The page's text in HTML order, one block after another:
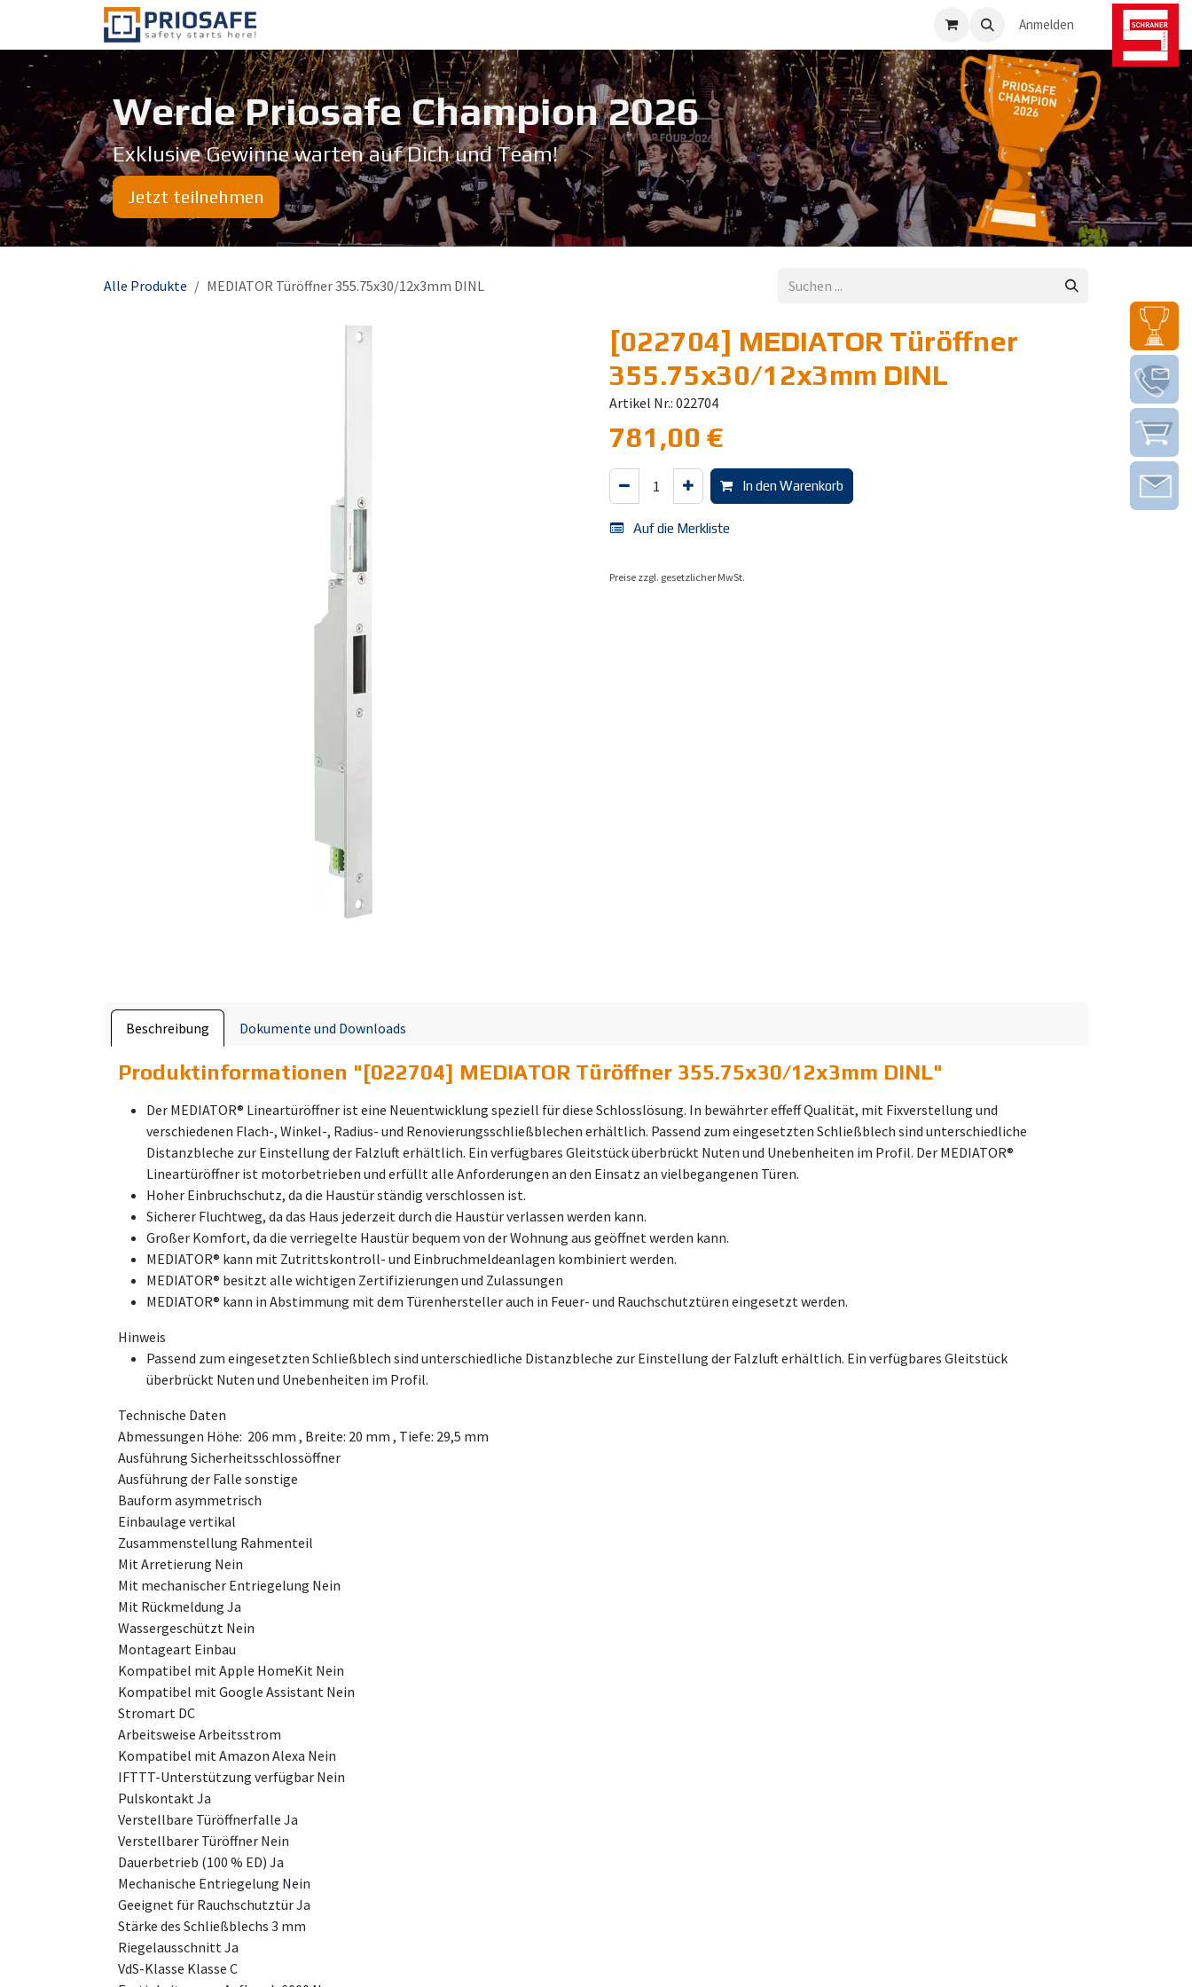
Zum Inhalt springen
Anmelden
Jetzt teilnehmen
Werde Priosafe Champion 20​26
Exklusive Gewinne warten auf Dich und Team!
Alle Produkte MEDIATOR Türöffner 355.75x30/12x3mm DINL
[022704] MEDIATOR Türöffner
355.75x30/12x3mm DINL
Artikel Nr.: 022704
781,00 €
In den Warenkorb
Auf die Merkliste
Preise zzgl. gesetzlicher MwSt.
Beschreibung Dokumente und Downloads
Produktinformationen "[022704] MEDIATOR Türöffner 355.75x30/12x3mm DINL"
Der MEDIATOR® Lineartüröffner ist eine Neuentwicklung speziell für diese Schlosslösung. In bewährter effeff Qualität, mit Fixverstellung und
verschiedenen Flach-, Winkel-, Radius- und Renovierungsschließblechen erhältlich. Passend zum eingesetzten Schließblech sind unterschiedliche
Distanzbleche zur Einstellung der Falzluft erhältlich. Ein verfügbares Gleitstück überbrückt Nuten und Unebenheiten im Profil. Der MEDIATOR®
Lineartüröffner ist motorbetrieben und erfüllt alle Anforderungen an den Einsatz an vielbegangenen Türen.
Hoher Einbruchschutz, da die Haustür ständig verschlossen ist.
Sicherer Fluchtweg, da das Haus jederzeit durch die Haustür verlassen werden kann.
Großer Komfort, da die verriegelte Haustür bequem von der Wohnung aus geöffnet werden kann.
MEDIATOR® kann mit Zutrittskontroll- und Einbruchmeldeanlagen kombiniert werden.
MEDIATOR® besitzt alle wichtigen Zertifizierungen und Zulassungen
MEDIATOR® kann in Abstimmung mit dem Türenhersteller auch in Feuer- und Rauchschutztüren eingesetzt werden.
Hinweis
Passend zum eingesetzten Schließblech sind unterschiedliche Distanzbleche zur Einstellung der Falzluft erhältlich. Ein verfügbares Gleitstück
überbrückt Nuten und Unebenheiten im Profil.
Technische Daten
Abmessungen Höhe: 206 mm , Breite: 20 mm , Tiefe: 29,5 mm
Ausführung Sicherheitsschlossöffner
Ausführung der Falle sonstige
Bauform asymmetrisch
Einbaulage vertikal
Zusammenstellung Rahmenteil
Mit Arretierung Nein
Mit mechanischer Entriegelung Nein
Mit Rückmeldung Ja
Wassergeschützt Nein
Montageart Einbau
Kompatibel mit Apple HomeKit Nein
Kompatibel mit Google Assistant Nein
Stromart DC
Arbeitsweise Arbeitsstrom
Kompatibel mit Amazon Alexa Nein
IFTTT-Unterstützung verfügbar Nein
Pulskontakt Ja
Verstellbare Türöffnerfalle Ja
Verstellbarer Türöffner Nein
Dauerbetrieb (100 % ED) Ja
Mechanische Entriegelung Nein
Geeignet für Rauchschutztür Ja
Stärke des Schließblechs 3 mm
Riegelausschnitt Ja
VdS-Klasse Klasse C